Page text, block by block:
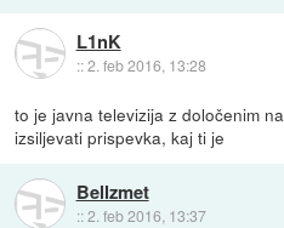
L1nK
::2. feb 2016, 13:28
to je javna televizija z določenim
izsiljevati prispevka, kaj ti je
Bellzmet
::2. feb 2016, 13:37